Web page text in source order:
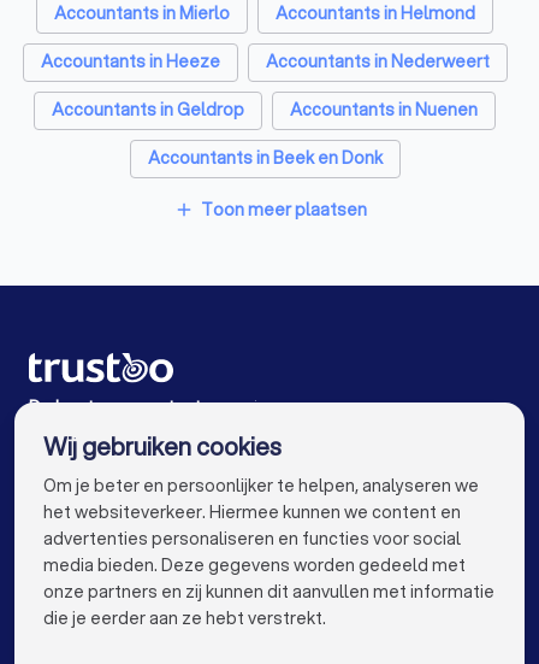
Accountants in Mierlo
Accountants in Helmond
Accountants in Heeze
Accountants in Nederweert
Accountants in Geldrop
Accountants in Nuenen
Accountants in Beek en Donk
Accountants in Weert
Accountants in Amsterdam
Accountants in Eindhoven
Accountants in Groningen
Accountants in Almere
Accountants in Breda
Accountants in Nijmegen
Accountants in Enschede
Accountants in Haarlem
Accountants in Arnhem
Accountants in Amersfoort
add Toon meer plaatsen
De beste accountants voor jou
VOOR PARTICULIEREN keyboard_arrow_down
Wij gebruiken cookies
Om je beter en persoonlijker te helpen, analyseren we
het websiteverkeer. Hiermee kunnen we content en
advertenties personaliseren en functies voor social
media bieden. Deze gegevens worden gedeeld met
onze partners en zij kunnen dit aanvullen met informatie
die je eerder aan ze hebt verstrekt.